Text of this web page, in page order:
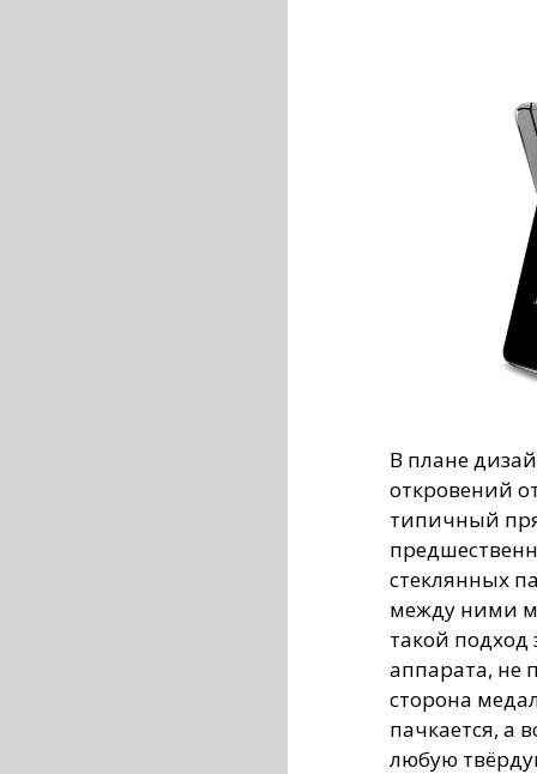
В плане
откровений
типичный
стеклянных
между ними
такой
аппарата, не
сторона
пачкается, а
любую